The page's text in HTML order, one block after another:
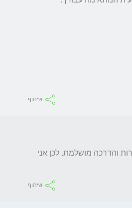
שיתוף
שיתוף